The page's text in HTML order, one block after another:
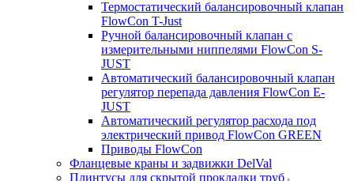
Термостатический балансировочный клапан
FlowСon T-Just
Ручной балансировочный клапан с
измерительными ниппелями FlowСon S-
JUST
Автоматический балансировочный клапан
регулятор перепада давления FlowСon E-
JUST
Автоматический регулятор расхода под
электрический привод FlowСon GREEN
Приводы FlowCon
Фланцевые краны и задвижки DelVal
Плинтусы для скрытой прокладки труб